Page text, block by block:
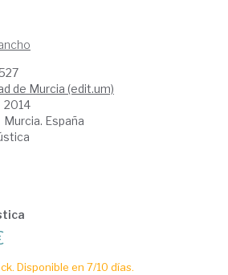
de Murcia (edit.um)
2014
Murcia. España
Disponible en 7/10 días.